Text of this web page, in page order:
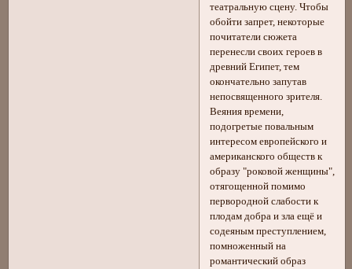
театральную сцену. Чтобы
обойти запрет, некоторые
почитатели сюжета
перенесли своих героев в
древний Египет, тем
окончательно запутав
непосвященного зрителя.
Веяния времени,
подогретые повальным
интересом европейского и
американского обществ к
образу "роковой женщины",
отягощенной помимо
первородной слабости к
плодам добра и зла ещё и
содеяным преступлением,
помноженный на
романтический образ